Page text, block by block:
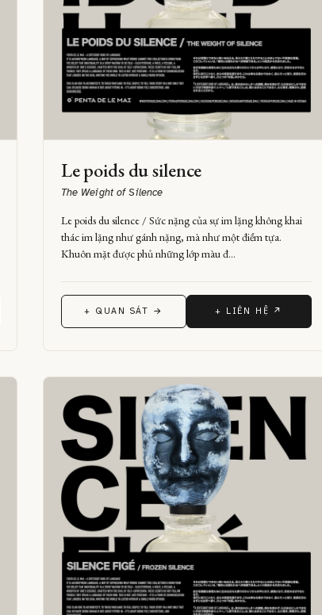
Le poids du silence
The Weight of Silence
Le poids du silence / Sức nặng của sự im lặng không khai
thác im lặng như gánh nặng, mà như một điểm tựa.
Khuôn mặt được phủ những lớp màu đ…
+ QUAN SÁT → + LIÊN HỆ ↗